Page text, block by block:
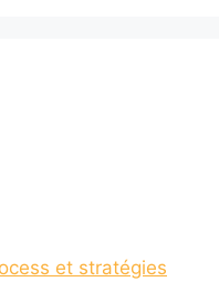
et stratégies